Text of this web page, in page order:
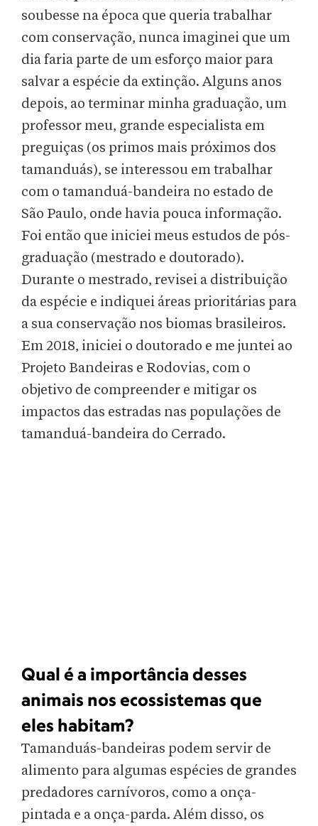
soubesse na época que queria trabalhar
com conservação, nunca imaginei que um
dia faria parte de um esforço maior para
salvar a espécie da extinção. Alguns anos
depois, ao terminar minha graduação, um
professor meu, grande especialista em
preguiças (os primos mais próximos dos
tamanduás), se interessou em trabalhar
com o tamanduá-bandeira no estado de
São Paulo, onde havia pouca informação.
Foi então que iniciei meus estudos de pós-
graduação (mestrado e doutorado).
Durante o mestrado, revisei a distribuição
da espécie e indiquei áreas prioritárias para
a sua conservação nos biomas brasileiros.
Em 2018, iniciei o doutorado e me juntei ao
Projeto Bandeiras e Rodovias, com o
objetivo de compreender e mitigar os
impactos das estradas nas populações de
tamanduá-bandeira do Cerrado.
Qual é a importância desses
animais nos ecossistemas que
eles habitam?
Tamanduás-bandeiras podem servir de
alimento para algumas espécies de grandes
predadores carnívoros, como a onça-
pintada e a onça-parda. Além disso, os